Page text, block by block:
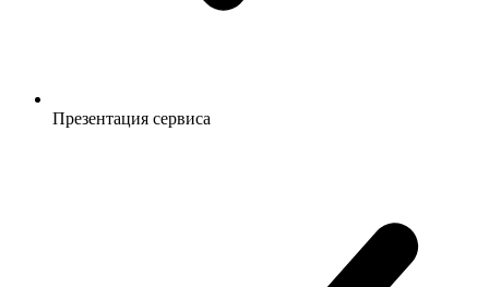
Презентация сервиса